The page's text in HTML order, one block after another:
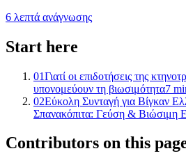
6 λεπτά ανάγνωσης
Start here
01Γιατί οι επιδοτήσεις της
υπονομεύουν τη βιωσιμότητα7
02Εύκολη Συνταγή για Βίγκαν
Σπανακόπιτα: Γεύση & Βιώσιμη
Contributors on this